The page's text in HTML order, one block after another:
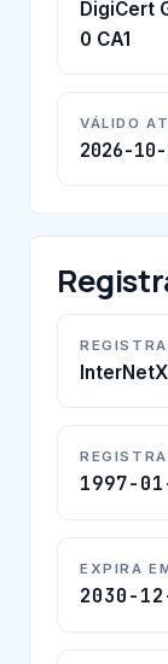
DigiCert
0 CA1
VÁLIDO
2026-
1997-
EXPIRA
2030-